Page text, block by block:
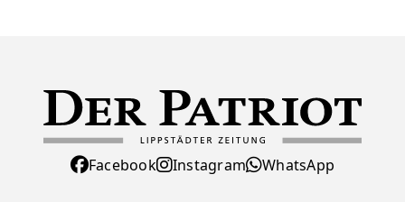
Facebook Instagram WhatsApp